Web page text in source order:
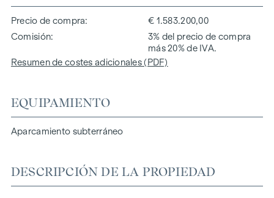
Precio de compra
€ 1.583.200,00
Comisión
3% del precio de compra
más 20% de IVA.
Resumen de costes adicionales (PDF)
EQUIPAMIENTO
Aparcamiento subterráneo
DESCRIPCIÓN DE LA PROPIEDAD